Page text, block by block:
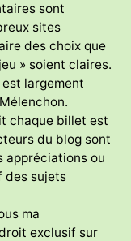
sont
sites
des choix que
» soient claires.
largement
chaque billet est
du blog sont
appréciations ou
des sujets
ma
exclusif sur